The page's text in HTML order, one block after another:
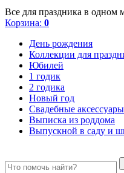
Все для праздника в одном
Корзина: 0
День рождения
Коллекции для
Юбилей
1 годик
2 годика
Новый год
Свадебные аксессуары
Выписка из роддома
Выпускной в саду и